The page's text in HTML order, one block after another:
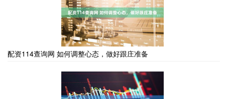
配资114查询网 如何调整心态，做好跟庄准备